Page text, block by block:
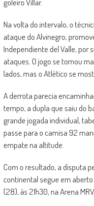
goleiro Villar.
Na volta do intervalo, o
ataque do Alvinegro,
Independiente del Valle, por
ataques. O jogo se tornou
lados, mas o Atlético se
A derrota parecia
tempo, a dupla que saiu do
grande jogada individual,
passe para o camisa 92
empate na altitude.
Com o resultado, a disputa
continental segue em
(28), às 21h30, na Arena